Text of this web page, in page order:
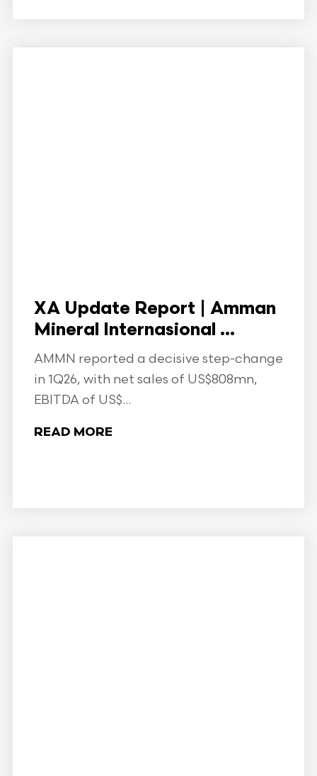
XA Update Report | Amman
Mineral Internasional ...
AMMN reported a decisive step-change
in 1Q26, with net sales of US$808mn,
EBITDA of US$...
READ MORE